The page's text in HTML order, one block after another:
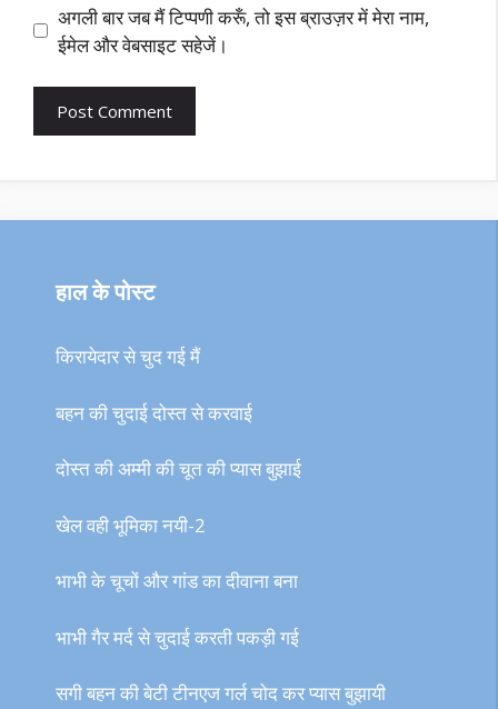
अगली बार जब मैं टिप्पणी करूँ, तो इस ब्राउज़र में मेरा नाम,
ईमेल और वेबसाइट सहेजें।
हाल के पोस्ट
किरायेदार से चुद गई मैं
बहन की चुदाई दोस्त से करवाई
दोस्त की अम्मी की चूत की प्यास बुझाई
खेल वही भूमिका नयी-2
भाभी के चूचों और गांड का दीवाना बना
भाभी गैर मर्द से चुदाई करती पकड़ी गई
सगी बहन की बेटी टीनएज गर्ल चोद कर प्यास बुझायी